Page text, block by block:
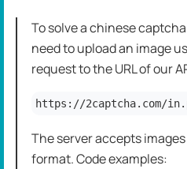
To solve a chinese
need to upload an image
request to the URL of our
https://2captcha.com/
The server accepts
format. Code examples: